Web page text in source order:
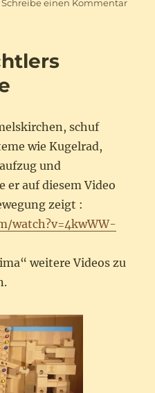
Schreibe einen Kommentar
schuf
wie Kugelrad,
und
er auf diesem Video
zeigt :
watch?v=4kwWW-
weitere Videos zu